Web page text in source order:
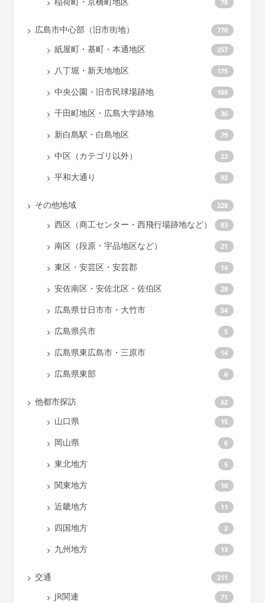
78
広島市中心部（旧市街地） 770
紙屋町・基町・本通地区 257
八丁堀・新天地地区 175
中央公園・旧市民球場跡地 105
千田町地区・広島大学跡地 36
新白島駅・白島地区 79
中区（カテゴリ以外） 22
平和大通り 92
その他地域 228
西区（商工センター・西飛行場跡地など） 83
南区（段原・宇品地区など） 21
東区・安芸区・安芸郡 14
安佐南区・安佐北区・佐伯区 28
広島県廿日市市・大竹市 54
広島県呉市 5
広島県東広島市・三原市 14
広島県東部 6
他都市探訪 62
山口県 15
岡山県 6
東北地方 5
関東地方 10
近畿地方 11
四国地方 2
九州地方 13
交通 211
JR関連 71